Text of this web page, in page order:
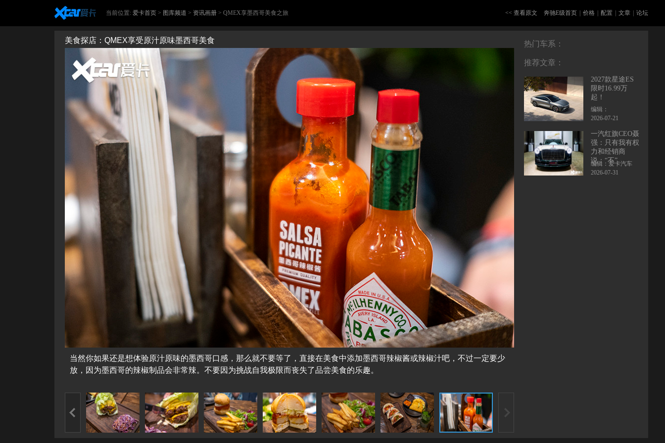
当前位置: 爱卡首页 > 图库频道 > 资讯画册 > QMEX享墨西哥美食之旅 << 查看原文 奔驰E级首页 价格 配置 文章 论坛
美食探店：QMEX享受原汁原味墨西哥美食
当然你如果还是想体验原汁原味的墨西哥口感，那么就不要等了，直接在美食中添加墨西哥辣椒酱或辣椒汁吧，不过一定要少
放，因为墨西哥的辣椒制品会非常辣。不要因为挑战自我极限而丧失了品尝美食的乐趣。
热门车系：
推荐文章：
2027款星途ES
限时16.99万
起！
编辑：
2026-07-21
一汽红旗CEO聂
强：只有我有权
力和经销商
说：“不”
编辑：爱卡汽车
2026-07-31